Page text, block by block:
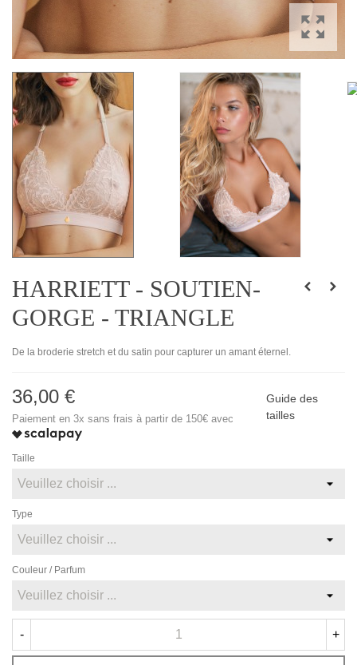
HARRIETT - SOUTIEN-
GORGE - TRIANGLE
De la broderie stretch et du satin pour capturer un amant éternel.
36,00 €
Paiement en 3x sans frais à partir de 150€ avec
Guide des
tailles
Taille
Type
Couleur / Parfum
- +